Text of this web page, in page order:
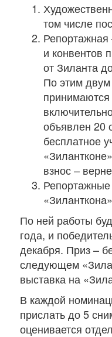
том числе
и конвентов
от Зиланта
По этим
принимаются
объявлен 20
бесплатное
взнос –
По ней работы
года, и
декабря. Приз –
следующем
выставка на
В каждой
прислать до 5
оценивается